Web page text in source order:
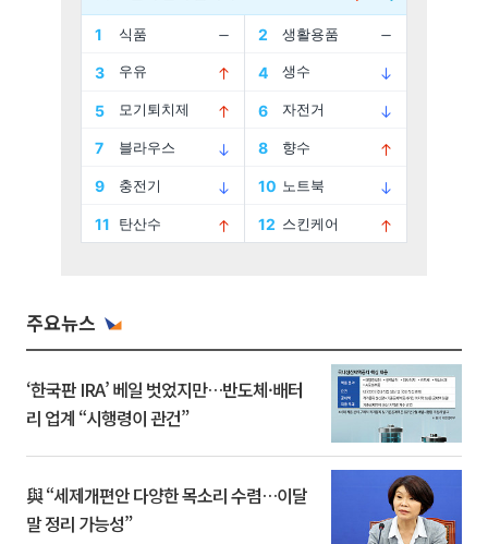
주요뉴스
‘한국판 IRA’ 베일 벗었지만…반도체·배터
리 업계 “시행령이 관건”
與 “세제개편안 다양한 목소리 수렴…이달
말 정리 가능성”